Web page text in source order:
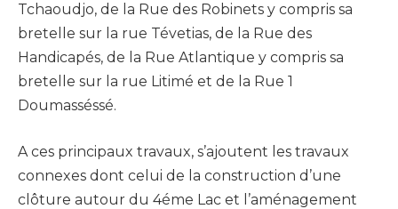
Tchaoudjo, de la Rue des Robinets y compris sa
bretelle sur la rue Tévetias, de la Rue des
Handicapés, de la Rue Atlantique y compris sa
bretelle sur la rue Litimé et de la Rue 1
Doumasséssé.
A ces principaux travaux, s’ajoutent les travaux
connexes dont celui de la construction d’une
clôture autour du 4éme Lac et l’aménagement